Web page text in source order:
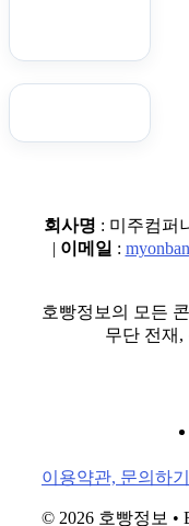
회사명 : 미주컴퍼
이메일 :
호빵정보의 모든
무단 전재,
이용약관, 문의하기
© 2026 호빵정보 •